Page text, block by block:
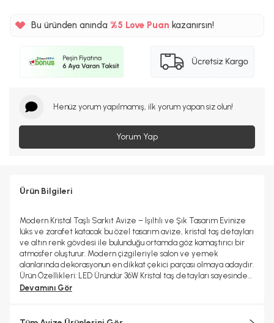
Bu üründen anında %5
%5
Love Puan kazanırsın!
Henüz yorum yapılmamış, ilk yorum yapan siz olun!
Yorum Yap
Ürün Bilgileri
Modern Kristal Taşlı Sarkıt Avize – Işıltılı ve Şık Tasarım Evinize
lüks ve zarafet katacak bu özel tasarım avize, kristal taş detayları
ve altın renk gövdesi ile bulunduğu ortamda göz kamaştırıcı bir
atmosfer oluşturur. Modern çizgileriyle salon ve yemek
alanlarında dekorasyonun en dikkat çekici parçası olmaya adaydır.
Ürün Özellikleri: LED Üründür 36W Kristal taş detayları sayesinde
ışığı kırarak ışıltılı bir ambiyans sağlar Genişlik (En): 30 cm
Devamını Gör